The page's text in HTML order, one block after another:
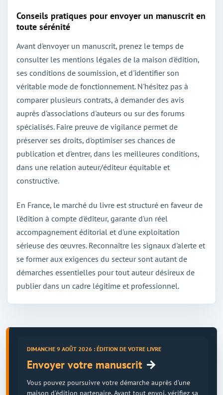
Conseils pratiques pour envoyer un manuscrit en
toute sérénité
Avant d'envoyer un manuscrit, prenez le temps de
consulter les mentions légales de la maison d'édition,
ses conditions de soumission, et d'identifier son
véritable mode de fonctionnement. N'hésitez pas à
comparer plusieurs contrats, à demander des avis
auprès d'associations d'auteurs ou sur des forums
spécialisés. Faire preuve de vigilance permet de
préserver ses droits, d'optimiser ses chances de
publication et d'entrer, dans les meilleures conditions,
dans une relation auteur/éditeur équitable et
constructive.
En France, le marché du livre est structuré en faveur de
l'édition à compte d'éditeur, garante d'un réel
accompagnement éditorial et d'une exploitation
sérieuse des œuvres. Reconnaître les signaux d'alerte et
se former aux exigences du secteur sont autant de
démarches essentielles pour tout auteur désireux de
publier dans un cadre légitime et professionnel.
DIMANCHE 9 AOÛT 2026 : ÉDITION DE VOTRE LIVRE
Envoyer votre manuscrit →
Vous pouvez poursuivre votre démarche auprès d'une
maison d'édition partenaire. Avant tout envoi, vérifiez sa